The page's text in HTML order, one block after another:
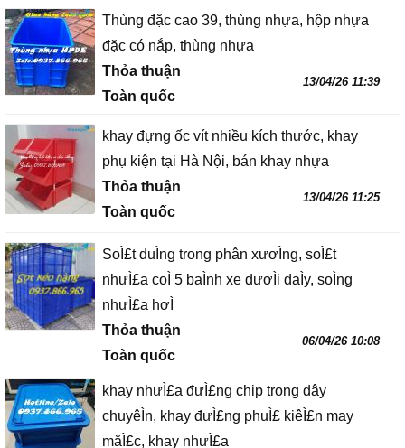
Thùng đặc cao 39, thùng nhựa, hộp nhựa
đặc có nắp, thùng nhựa
Thỏa thuận
Toàn quốc
13/04/26 11:39
khay đựng ốc vít nhiều kích thước, khay
phụ kiện tại Hà Nội, bán khay nhựa
Thỏa thuận
Toàn quốc
13/04/26 11:25
SoÌ£t duÌng trong phân xươÌng, soÌ£t
nhưÌ£a coÌ 5 baÌnh xe dươÌi đaÌy, soÌng
nhưÌ£a hơÌ
Thỏa thuận
Toàn quốc
06/04/26 10:08
khay nhưÌ£a đưÌ£ng chip trong dây
chuyêÌn, khay đưÌ£ng phuÌ£ kiêÌ£n may
măÌ£c, khay nhưÌ£a